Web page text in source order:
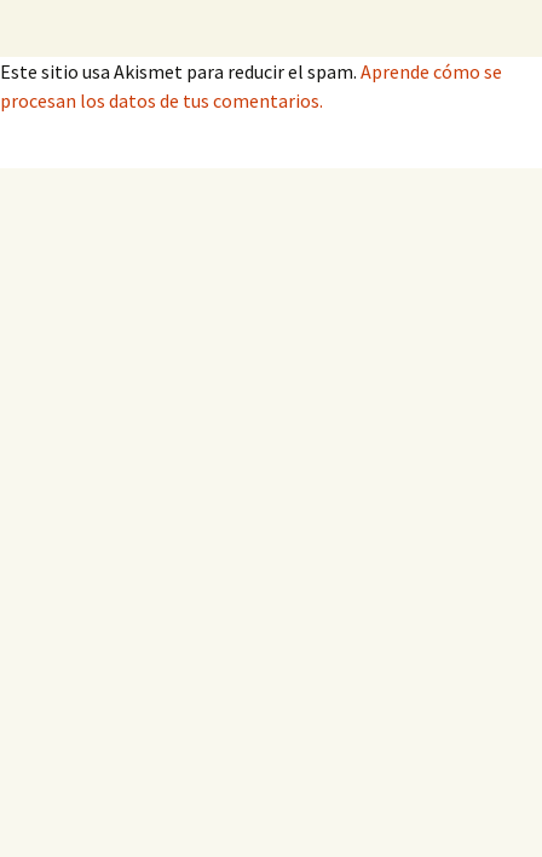
Este sitio usa Akismet para reducir el spam. Aprende cómo se
procesan los datos de tus comentarios.